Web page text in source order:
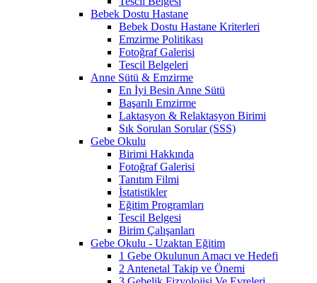
Bebek Dostu Hastane
Bebek Dostu Hastane Kriterleri
Emzirme Politikası
Fotoğraf Galerisi
Tescil Belgeleri
Anne Sütü & Emzirme
En İyi Besin Anne Sütü
Başarılı Emzirme
Laktasyon & Relaktasyon Birimi
Sık Sorulan Sorular (SSS)
Gebe Okulu
Birimi Hakkında
Fotoğraf Galerisi
Tanıtım Filmi
İstatistikler
Eğitim Programları
Tescil Belgesi
Birim Çalışanları
Gebe Okulu - Uzaktan Eğitim
1 Gebe Okulunun Amacı ve Hedefi
2 Antenetal Takip ve Önemi